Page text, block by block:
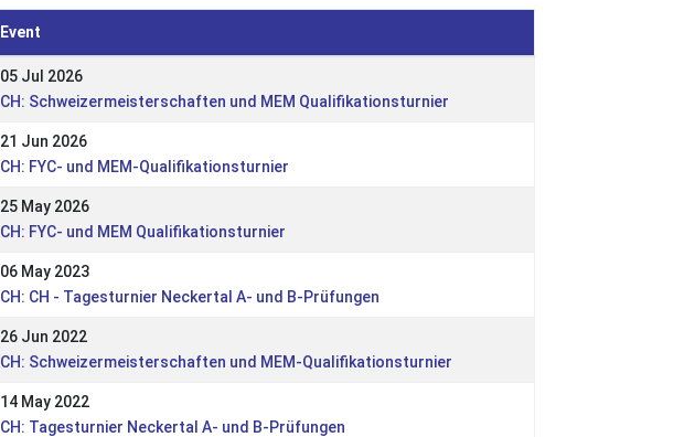
Event
05 Jul 2026
CH: Schweizermeisterschaften und MEM Qualifikationsturnier
21 Jun 2026
CH: FYC- und MEM-Qualifikationsturnier
25 May 2026
CH: FYC- und MEM Qualifikationsturnier
06 May 2023
CH: CH - Tagesturnier Neckertal A- und B-Prüfungen
26 Jun 2022
CH: Schweizermeisterschaften und MEM-Qualifikationsturnier
14 May 2022
CH: Tagesturnier Neckertal A- und B-Prüfungen